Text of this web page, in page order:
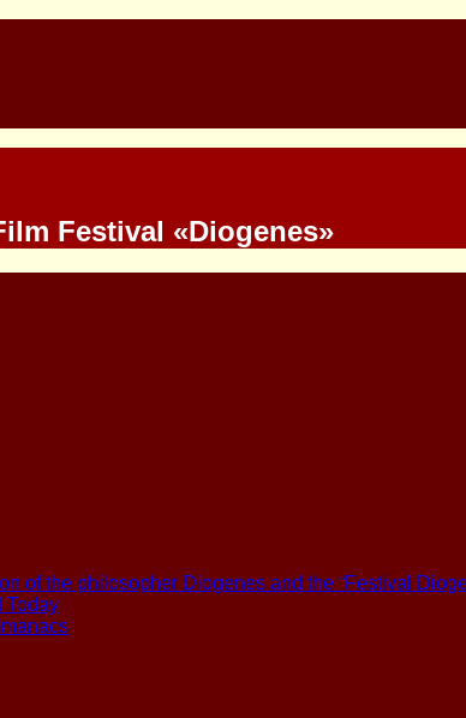
Festival «Diogenes»
of the philosopher Diogenes and the “Festival
Today